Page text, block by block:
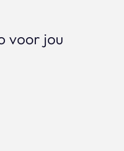
voor jou